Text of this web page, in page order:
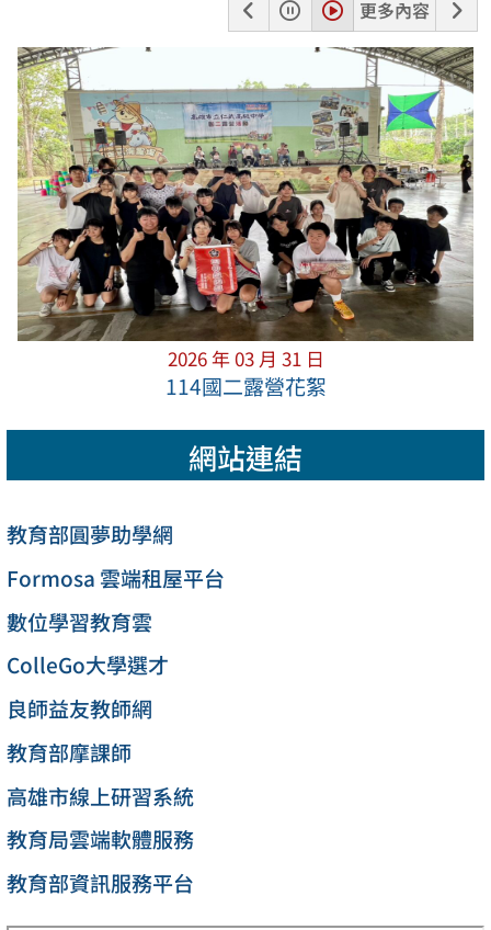
張
暫
停
播
放
更多內容
下
一
張
2026 年 03 月 31 日
114國二露營花絮
網站連結
教育部圓夢助學網
Formosa 雲端租屋平台
數位學習教育雲
ColleGo大學選才
良師益友教師網
教育部摩課師
高雄市線上研習系統
教育局雲端軟體服務
教育部資訊服務平台